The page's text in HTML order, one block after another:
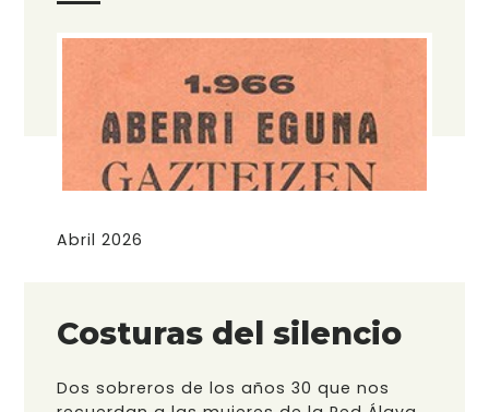
Abril 2026
Costuras del silencio
Dos sobreros de los años 30 que nos